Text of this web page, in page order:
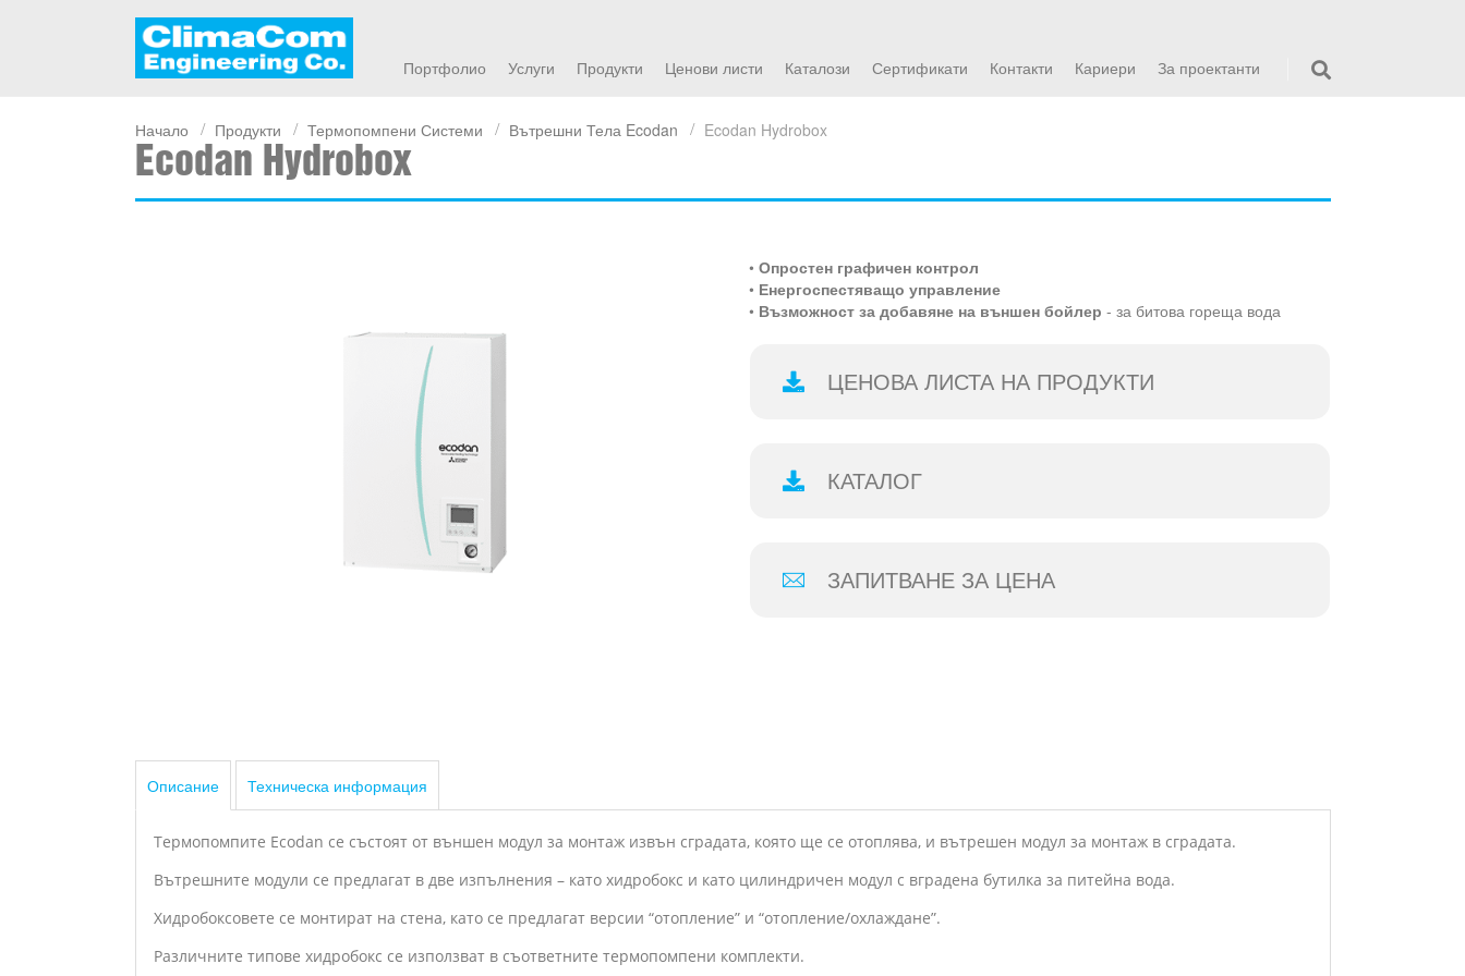
Портфолио Услуги Продукти Ценови листи Каталози Сертификати Контакти Кариери За проектанти
Начало Продукти Термопомпени Системи Вътрешни Тела Ecodan Ecodan Hydrobox
Ecodan Hydrobox
• Опростен графичен контрол
• Енергоспестяващо управление
• Възможност за добавяне на външен бойлер - за битова гореща вода
ЦЕНОВА ЛИСТА НА ПРОДУКТИ
КАТАЛОГ
ЗАПИТВАНЕ ЗА ЦЕНА
Описание Техническа информация
Термопомпите Ecodan се състоят от външен модул за монтаж извън сградата, която ще се отоплява, и вътрешен модул за монтаж в сградата.
Вътрешните модули се предлагат в две изпълнения – като хидробокс и като цилиндричен модул с вградена бутилка за питейна вода.
Хидробоксовете се монтират на стена, като се предлагат версии “отопление” и “отопление/охлаждане”.
Различните типове хидробокс се използват в съответните термопомпени комплекти.